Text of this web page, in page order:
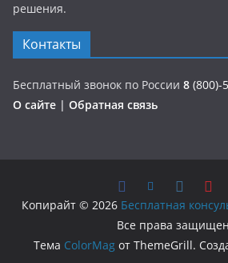
решения.
Контакты
Бесплатный звонок по России 8 (800)-
О сайте | Обратная связь
Копирайт © 2026 Бесплатная
Все права
Тема ColorMagот ThemeGrill.